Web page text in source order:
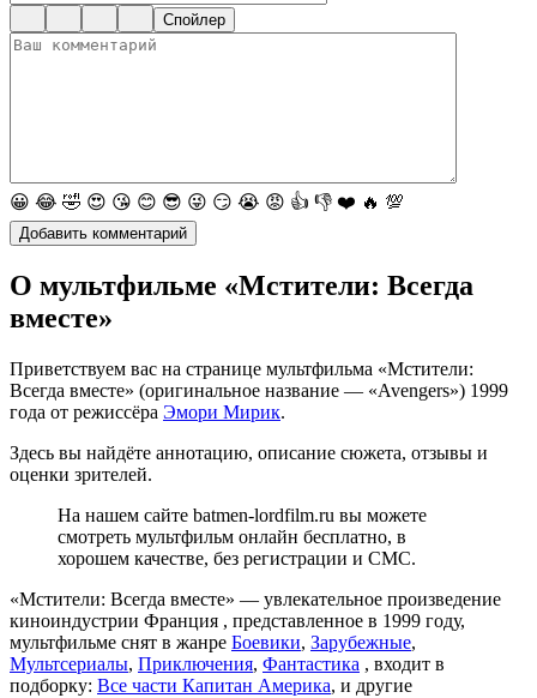
Спойлер
😀 😂 🤣 😍 😘 😊 😎 😜 😏 😭 😡 👍 👎 ❤️ 🔥 💯
О мультфильме «Мстители: Всегда
вместе»
Приветствуем вас на странице мультфильма «Мстители:
Всегда вместе» (оригинальное название — «Avengers») 1999
года от режиссёра Эмори Мирик.
Здесь вы найдёте аннотацию, описание сюжета, отзывы и
оценки зрителей.
На нашем сайте batmen-lordfilm.ru вы можете
смотреть мультфильм онлайн бесплатно, в
хорошем качестве, без регистрации и СМС.
«Мстители: Всегда вместе» — увлекательное произведение
киноиндустрии Франция , представленное в 1999 году,
мультфильме снят в жанре Боевики, Зарубежные,
Мультсериалы, Приключения, Фантастика , входит в
подборку: Все части Капитан Америка, и другие